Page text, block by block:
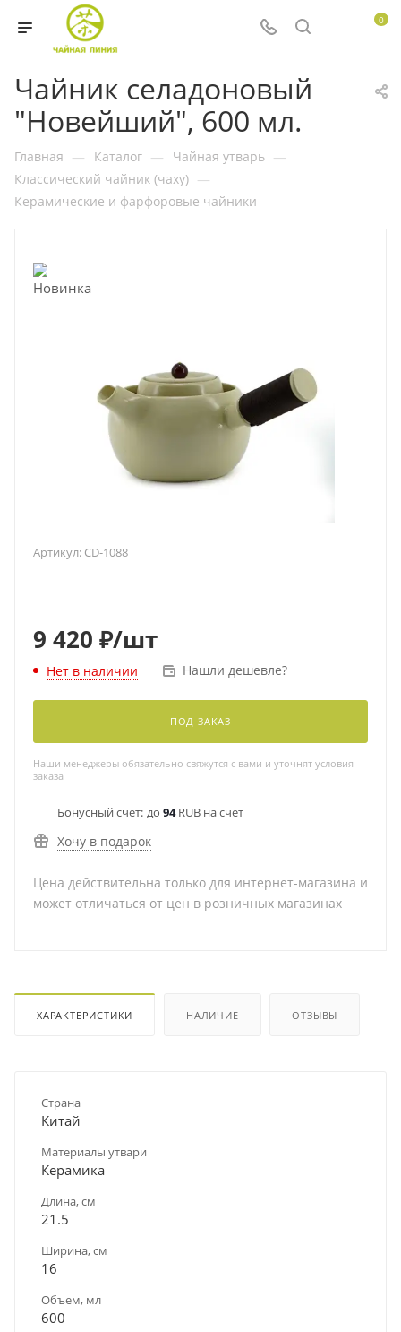
0
Чайник селадоновый
"Новейший", 600 мл.
Главная — Каталог — Чайная утварь —
Классический чайник (чаху) —
Керамические и фарфоровые чайники
Артикул: CD-1088
9 420 ₽/шт
Нет в наличии Нашли дешевле?
ПОД ЗАКАЗ
Наши менеджеры обязательно свяжутся с вами и уточнят условия
заказа
Бонусный счет: до 94RUB на счет
Хочу в подарок
Цена действительна только для интернет-магазина и
может отличаться от цен в розничных магазинах
ХАРАКТЕРИСТИКИ НАЛИЧИЕ ОТЗЫВЫ
Страна
Китай
Материалы утвари
Керамика
Длина, см
21.5
Ширина, см
16
Объем, мл
600